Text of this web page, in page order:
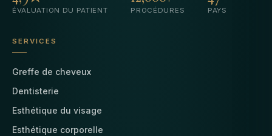
ÉVALUATION DU PATIENT PROCÉDURES PAYS
SERVICES
Greffe de cheveux
Dentisterie
Esthétique du visage
Esthétique corporelle